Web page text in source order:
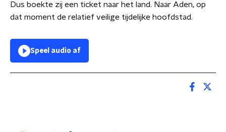
Dus boekte zij een ticket naar het land. Naar Aden, op
dat moment de relatief veilige tijdelijke hoofdstad.
Speel audio af